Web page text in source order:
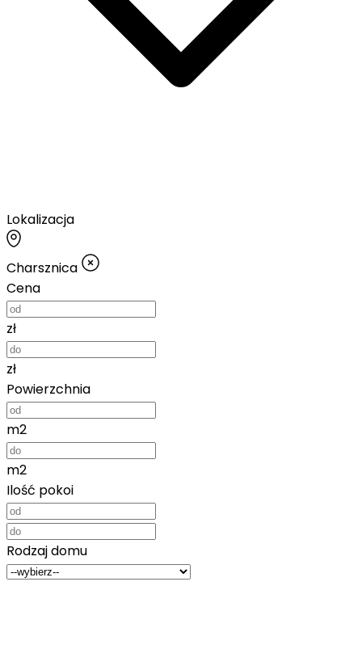
Lokalizacja
Charsznica
Cena
zł
zł
Powierzchnia
m2
m2
Ilość pokoi
Rodzaj domu